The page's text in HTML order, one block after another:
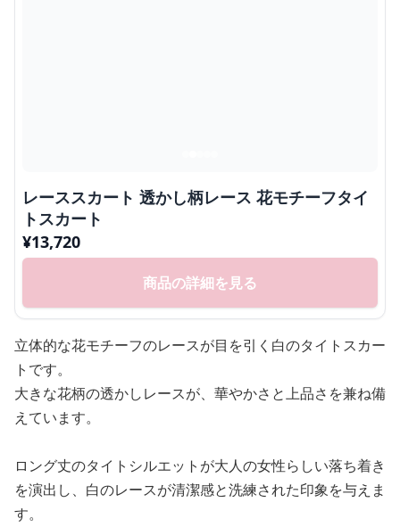
レーススカート 透かし柄レース 花モチーフタイ
トスカート
¥13,720
商品の詳細を見る
立体的な花モチーフのレースが目を引く白のタイトスカー
トです。
大きな花柄の透かしレースが、華やかさと上品さを兼ね備
えています。
ロング丈のタイトシルエットが大人の女性らしい落ち着き
を演出し、白のレースが清潔感と洗練された印象を与えま
す。